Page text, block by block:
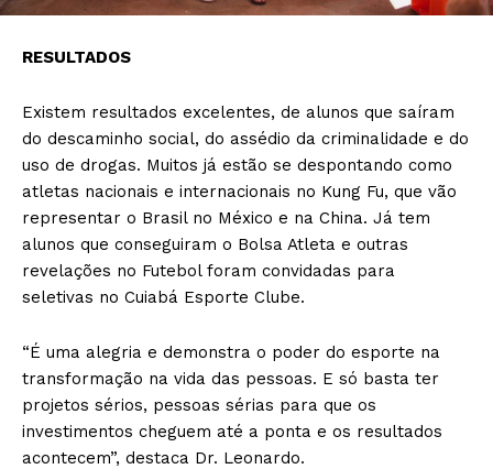
RESULTADOS
Existem resultados excelentes, de alunos que saíram
do descaminho social, do assédio da criminalidade e do
uso de drogas. Muitos já estão se despontando como
atletas nacionais e internacionais no Kung Fu, que vão
representar o Brasil no México e na China. Já tem
alunos que conseguiram o Bolsa Atleta e outras
revelações no Futebol foram convidadas para
seletivas no Cuiabá Esporte Clube.
“É uma alegria e demonstra o poder do esporte na
transformação na vida das pessoas. E só basta ter
projetos sérios, pessoas sérias para que os
investimentos cheguem até a ponta e os resultados
acontecem”, destaca Dr. Leonardo.